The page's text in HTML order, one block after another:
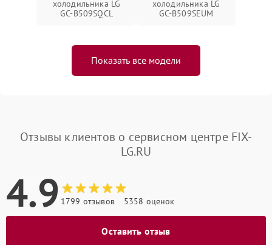
холодильника LG
GC-B509SQCL
холодильника LG
GC-B509SEUM
Показать все модели
Отзывы клиентов о сервисном центре FIX-
LG.RU
4.9 1799 отзывов 5358 оценок
Оставить отзыв